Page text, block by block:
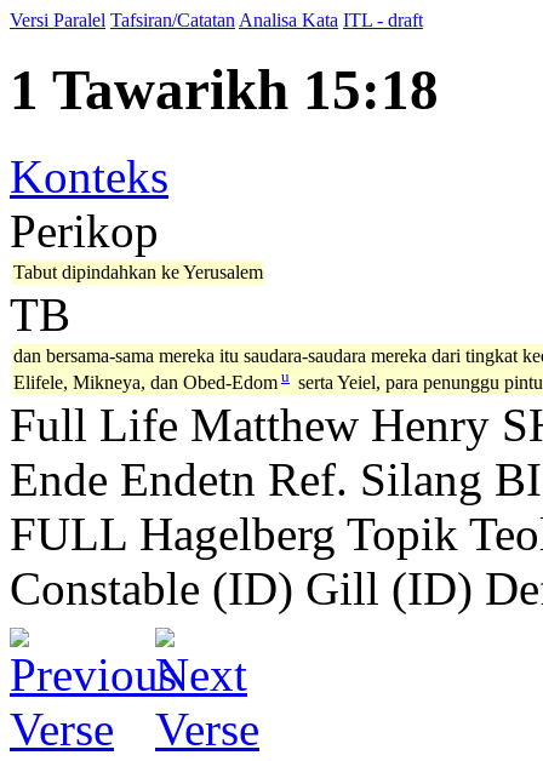
Versi Paralel Tafsiran/Catatan Analisa Kata ITL - draft
1 Tawarikh 15:18
Konteks
Perikop
Tabut dipindahkan ke Yerusalem
TB
dan bersama-sama mereka itu saudara-saudara mereka dari tingkat
Elifele, Mikneya, dan Obed-Edom u serta Yeiel, para penunggu
Full Life Matthew Henry
Ende Endetn Ref. Silang
FULL Hagelberg Topik
Constable (ID) Gill (ID)